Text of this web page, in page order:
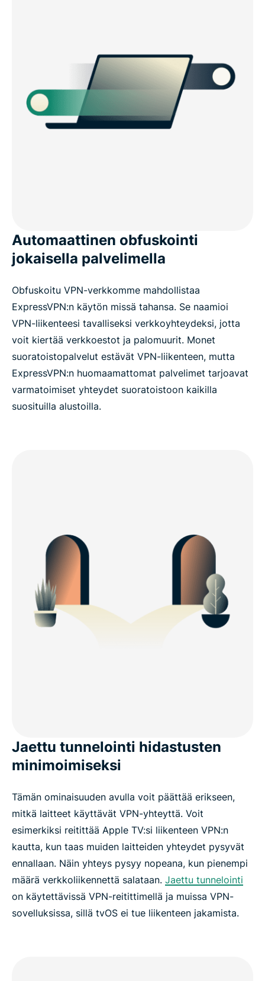
Automaattinen obfuskointi
jokaisella palvelimella
Obfuskoitu VPN-verkkomme mahdollistaa
ExpressVPN:n käytön missä tahansa. Se naamioi
VPN-liikenteesi tavalliseksi verkkoyhteydeksi, jotta
voit kiertää verkkoestot ja palomuurit. Monet
suoratoistopalvelut estävät VPN-liikenteen, mutta
ExpressVPN:n huomaamattomat palvelimet tarjoavat
varmatoimiset yhteydet suoratoistoon kaikilla
suosituilla alustoilla.
Jaettu tunnelointi hidastusten
minimoimiseksi
Tämän ominaisuuden avulla voit päättää erikseen,
mitkä laitteet käyttävät VPN-yhteyttä. Voit
esimerkiksi reitittää Apple TV:si liikenteen VPN:n
kautta, kun taas muiden laitteiden yhteydet pysyvät
ennallaan. Näin yhteys pysyy nopeana, kun pienempi
määrä verkkoliikennettä salataan. Jaettu tunnelointi
on käytettävissä VPN-reitittimellä ja muissa VPN-
sovelluksissa, sillä tvOS ei tue liikenteen jakamista.